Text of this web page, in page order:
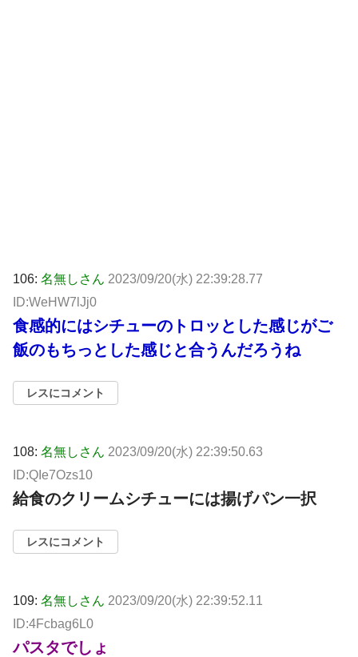
106: 名無しさん 2023/09/20(水) 22:39:28.77
ID:WeHW7lJj0
食感的にはシチューのトロッとした感じがご
飯のもちっとした感じと合うんだろうね
レスにコメント
108: 名無しさん 2023/09/20(水) 22:39:50.63
ID:QIe7Ozs10
給食のクリームシチューには揚げパン一択
レスにコメント
109: 名無しさん 2023/09/20(水) 22:39:52.11
ID:4Fcbag6L0
パスタでしょ